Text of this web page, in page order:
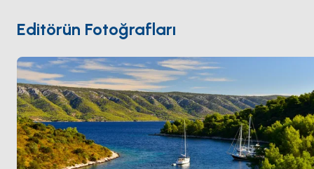
arası açık; çoğu tekne onu Hvar gece hayatından
gecelik bir kaçış olarak kullanıyor.
Editörün Fotoğrafları